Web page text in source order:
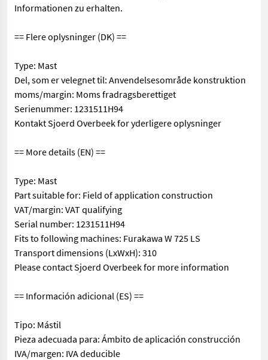
Informationen zu erhalten.
== Flere oplysninger (DK) ==
Type: Mast
Del, som er velegnet til: Anvendelsesområde konstruktion
moms/margin: Moms fradragsberettiget
Serienummer: 1231511H94
Kontakt Sjoerd Overbeek for yderligere oplysninger
== More details (EN) ==
Type: Mast
Part suitable for: Field of application construction
VAT/margin: VAT qualifying
Serial number: 1231511H94
Fits to following machines: Furakawa W 725 LS
Transport dimensions (LxWxH): 310
Please contact Sjoerd Overbeek for more information
== Información adicional (ES) ==
Tipo: Mástil
Pieza adecuada para: Ámbito de aplicación construcción
IVA/margen: IVA deducible